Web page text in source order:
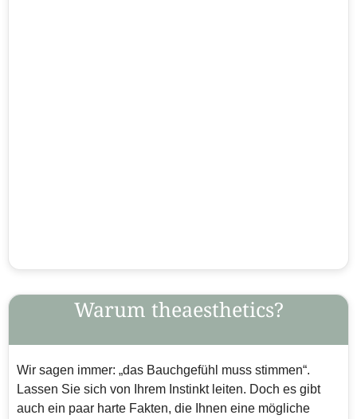
Warum theaesthetics?
Wir sagen immer: „das Bauchgefühl muss stimmen“.
Lassen Sie sich von Ihrem Instinkt leiten. Doch es gibt
auch ein paar harte Fakten, die Ihnen eine mögliche